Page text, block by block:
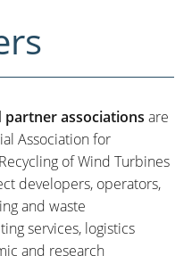
partner associations are
Association for
of Wind Turbines
developers, operators,
and waste
services, logistics
and research